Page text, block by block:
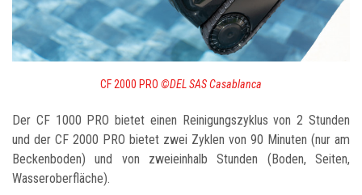
CF 2000 PRO ©DEL SAS Casablanca
Der CF 1000 PRO bietet einen Reinigungszyklus von 2 Stunden
und der CF 2000 PRO bietet zwei Zyklen von 90 Minuten (nur am
Beckenboden) und von zweieinhalb Stunden (Boden, Seiten,
Wasseroberfläche).